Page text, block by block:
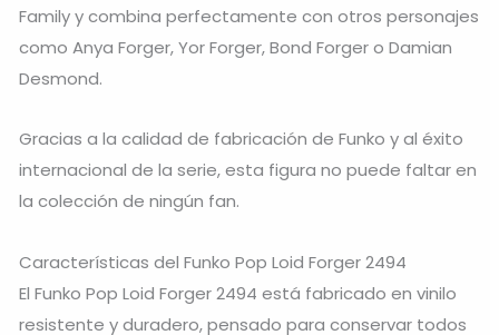
Family y combina perfectamente con otros personajes
como Anya Forger, Yor Forger, Bond Forger o Damian
Desmond.
Gracias a la calidad de fabricación de Funko y al éxito
internacional de la serie, esta figura no puede faltar en
la colección de ningún fan.
Características del Funko Pop Loid Forger 2494
El Funko Pop Loid Forger 2494 está fabricado en vinilo
resistente y duradero, pensado para conservar todos